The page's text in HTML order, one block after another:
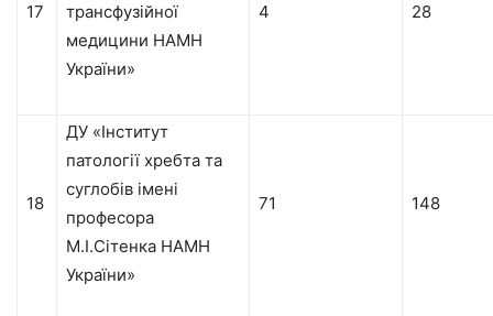
17
трансфузійної
медицини НАМН
України»
4 28
18
ДУ «Інститут
патології хребта та
суглобів імені
професора
М.І.Сітенка НАМН
України»
71 148